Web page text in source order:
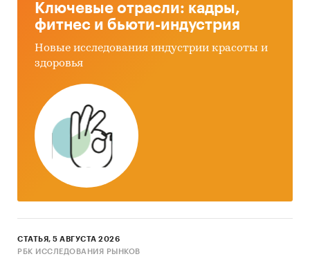
Ключевые отрасли: кадры,
фитнес и бьюти-индустрия
Новые исследования индустрии красоты и
здоровья
СТАТЬЯ, 5 АВГУСТА 2026
РБК ИССЛЕДОВАНИЯ РЫНКОВ